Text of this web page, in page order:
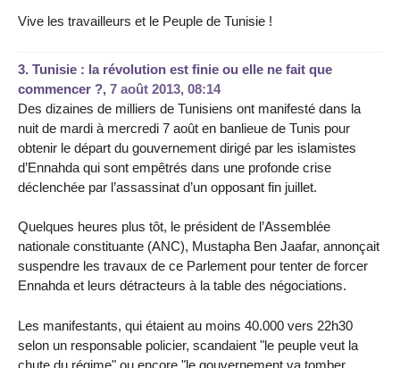
Vive les travailleurs et le Peuple de Tunisie !
3. Tunisie : la révolution est finie ou elle ne fait que
commencer ?, 7 août 2013, 08:14
Des dizaines de milliers de Tunisiens ont manifesté dans la
nuit de mardi à mercredi 7 août en banlieue de Tunis pour
obtenir le départ du gouvernement dirigé par les islamistes
d’Ennahda qui sont empêtrés dans une profonde crise
déclenchée par l’assassinat d’un opposant fin juillet.
Quelques heures plus tôt, le président de l’Assemblée
nationale constituante (ANC), Mustapha Ben Jaafar, annonçait
suspendre les travaux de ce Parlement pour tenter de forcer
Ennahda et leurs détracteurs à la table des négociations.
Les manifestants, qui étaient au moins 40.000 vers 22h30
selon un responsable policier, scandaient "le peuple veut la